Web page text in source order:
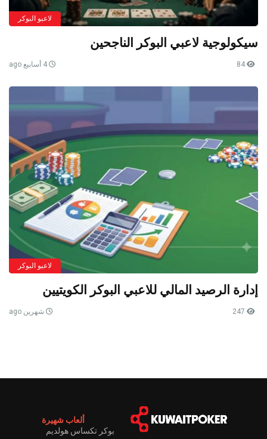
لاعبو البوكر
سيكولوجية لاعبي البوكر الناجحين
لاعبو البوكر
إدارة الرصيد المالي للاعبي البوكر الكويتيين
شهرين ago
ألعاب شهيرة
بوكر تكساس هولديم